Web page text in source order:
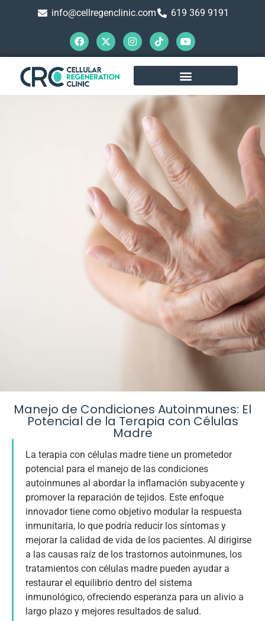
info@cellregenclinic.com 619 369 9191
Terapia con
Células Madre para
Condiciones
Autoinmunes
Habla con un especialista
Manejo de Condiciones Autoinmunes: El
Potencial de la Terapia con Células
Madre
La terapia con células madre tiene un prometedor
potencial para el manejo de las condiciones
autoinmunes al abordar la inflamación subyacente y
promover la reparación de tejidos. Este enfoque
innovador tiene como objetivo modular la respuesta
inmunitaria, lo que podría reducir los síntomas y
mejorar la calidad de vida de los pacientes. Al dirigirse
a las causas raíz de los trastornos autoinmunes, los
tratamientos con células madre pueden ayudar a
restaurar el equilibrio dentro del sistema
inmunológico, ofreciendo esperanza para un alivio a
largo plazo y mejores resultados de salud.